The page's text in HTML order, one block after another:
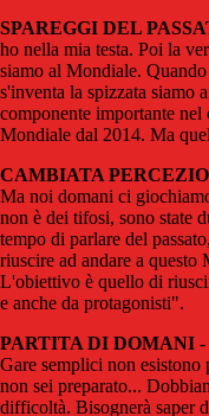
SPAREGGI DEL
ho nella mia testa. Poi la
siamo al Mondiale.
s'inventa la spizzata siamo
componente importante
Mondiale dal 2014. Ma
CAMBIATA
Ma noi domani ci
non è dei tifosi, sono state
tempo di parlare del
riuscire ad andare a questo
L'obiettivo è quello di
e anche da protagonisti".
PARTITA DI DOMANI -
Gare semplici non
non sei preparato...
difficoltà. Bisognerà saper